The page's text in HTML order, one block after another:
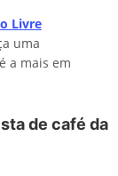
Livre
uma
a mais em
de café da